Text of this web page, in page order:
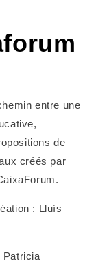
entre une
de
créés par
: Lluís
Patricia